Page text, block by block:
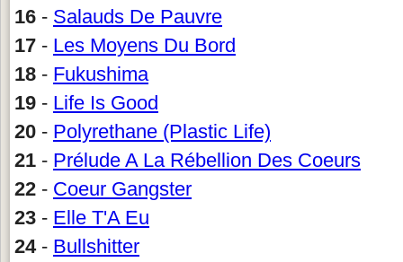
16 - Salauds De Pauvre
17 - Les Moyens Du Bord
18 - Fukushima
19 - Life Is Good
20 - Polyrethane (Plastic Life)
21 - Prélude A La Rébellion Des Coeurs
22 - Coeur Gangster
23 - Elle T'A Eu
24- Bullshitter